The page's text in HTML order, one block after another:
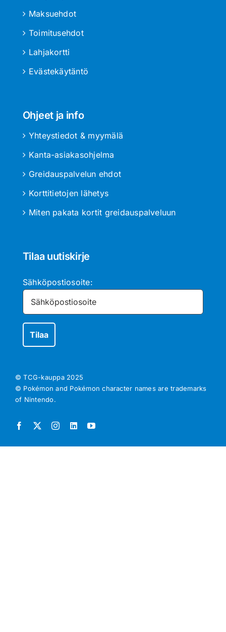
Maksuehdot
Toimitusehdot
Lahjakortti
Evästekäytäntö
Ohjeet ja info
Yhteystiedot & myymälä
Kanta-asiakasohjelma
Greidauspalvelun ehdot
Korttitietojen lähetys
Miten pakata kortit greidauspalveluun
Tilaa uutiskirje
Sähköpostiosoite:
© TCG-kauppa 2025
© Pokémon and Pokémon character names are trademarks
of Nintendo.